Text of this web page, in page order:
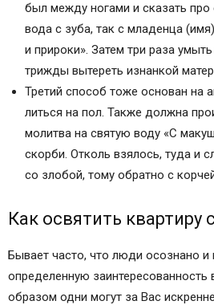
был между ногами и сказать про
вода с зуба, так с младенца
и прироки». Затем три раза
трижды вытереть изнанкой
Третий способ тоже основан на
литься на пол. Также должна
молитва на святую воду «С
скорби. Отколь взялось, туда и
со злобой, тому обратно с
Как освятить квартиру
Бывает часто, что люди осознано и
определенную
образом одни могут за Вас